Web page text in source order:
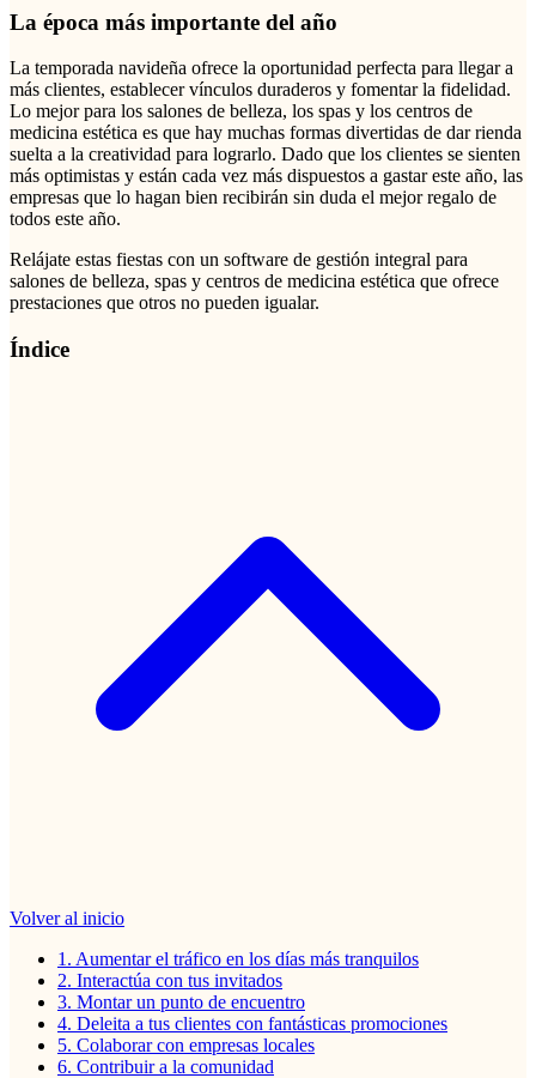
La época más importante del año
La temporada navideña ofrece la oportunidad perfecta para llegar a
más clientes, establecer vínculos duraderos y fomentar la fidelidad.
Lo mejor para los salones de belleza, los spas y los centros de
medicina estética es que hay muchas formas divertidas de dar rienda
suelta a la creatividad para lograrlo. Dado que los clientes se sienten
más optimistas y están cada vez más dispuestos a gastar este año, las
empresas que lo hagan bien recibirán sin duda el mejor regalo de
todos este año.
Relájate estas fiestas con un software de gestión integral para
salones de belleza, spas y centros de medicina estética que ofrece
prestaciones que otros no pueden igualar.
Índice
Volver al inicio
1. Aumentar el tráfico en los días más tranquilos
2. Interactúa con tus invitados
3. Montar un punto de encuentro
4. Deleita a tus clientes con fantásticas promociones
5. Colaborar con empresas locales
6. Contribuir a la comunidad